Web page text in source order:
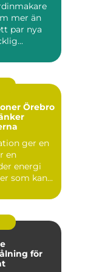
mer än
par nya
Örebro
ger en
en
energi
som kan...
för